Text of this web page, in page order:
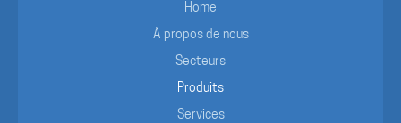
Home
À propos de nous
Secteurs
Produits
Services